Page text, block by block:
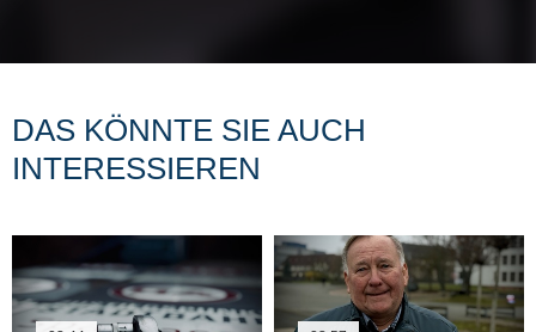
DAS KÖNNTE SIE AUCH
INTERESSIEREN